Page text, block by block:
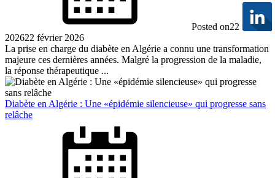
Posted on22 février
202622 février 2026
La prise en charge du diabète en Algérie a connu une transformation
majeure ces dernières années. Malgré la progression de la maladie,
la réponse thérapeutique ...
Diabète en Algérie : Une «épidémie silencieuse» qui progresse sans
relâche